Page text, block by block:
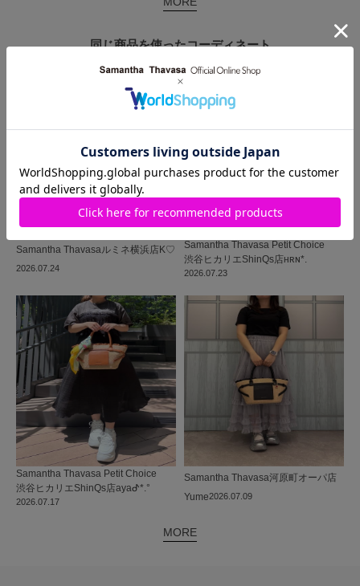
同じ商品を使ったコーディネート
2026.07.24
Samantha Thavasaルミネ横浜店K♡
2026.07.23
Samantha Thavasa Petit Choice
渋谷ヒカリエShinQs店ʜʀɴ*.
2026.07.17
Samantha Thavasa Petit Choice
渋谷ヒカリエShinQs店ayaᕷ*.°
2026.07.09
Samantha Thavasa河原町オーパ店
Yume
MORE